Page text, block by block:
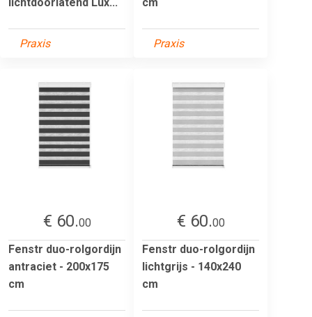
Praxis Praxis
€ 60.00
Fenstr duo-rolgordijn
antraciet - 200x175
cm
€ 60.00
Fenstr duo-rolgordijn
lichtgrijs - 140x240
cm